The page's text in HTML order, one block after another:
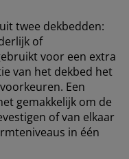
twee dekbedden:
of
voor een extra
van het dekbed het
Een
gemakkelijk om de
of van elkaar
in één
delen we je
(zoals
en
over de
op elk
icoontje te
klikken, ga je
meer over